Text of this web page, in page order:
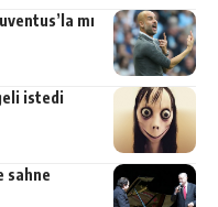
mı
istedi
sahne